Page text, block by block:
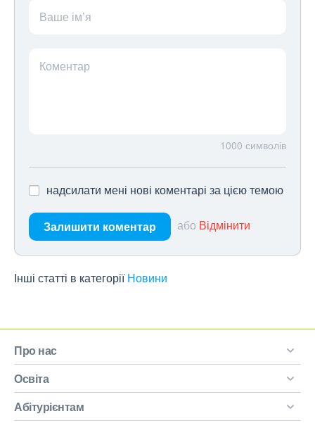
Ваше ім’я
Коментар
1000 символів
надсилати мені нові коментарі за цією темою
Залишити коментар або Відмінити
Інші статті в категорії Новини
Про нас
Освіта
Абітурієнтам